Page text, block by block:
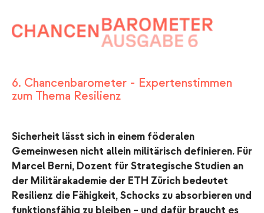
6. Chancenbarometer - Expertenstimmen
zum Thema Resilienz
Sicherheit lässt sich in einem föderalen
Gemeinwesen nicht allein militärisch definieren. Für
Marcel Berni, Dozent für Strategische Studien an
der Militärakademie der ETH Zürich bedeutet
Resilienz die Fähigkeit, Schocks zu absorbieren und